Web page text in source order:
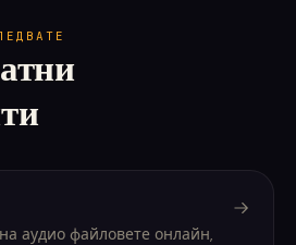
аудио файловете онлайн,